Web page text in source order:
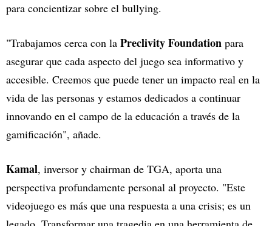
para concientizar sobre el bullying.
"Trabajamos cerca con la Preclivity Foundation para
asegurar que cada aspecto del juego sea informativo y
accesible. Creemos que puede tener un impacto real en la
vida de las personas y estamos dedicados a continuar
innovando en el campo de la educación a través de la
gamificación", añade.
Kamal, inversor y chairman de TGA, aporta una
perspectiva profundamente personal al proyecto. "Este
videojuego es más que una respuesta a una crisis; es un